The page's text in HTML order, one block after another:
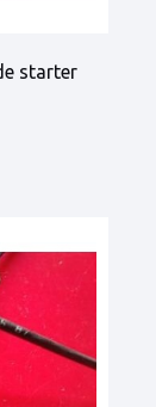
starter